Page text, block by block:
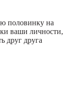
половинку на
ваши личности,
друг друга